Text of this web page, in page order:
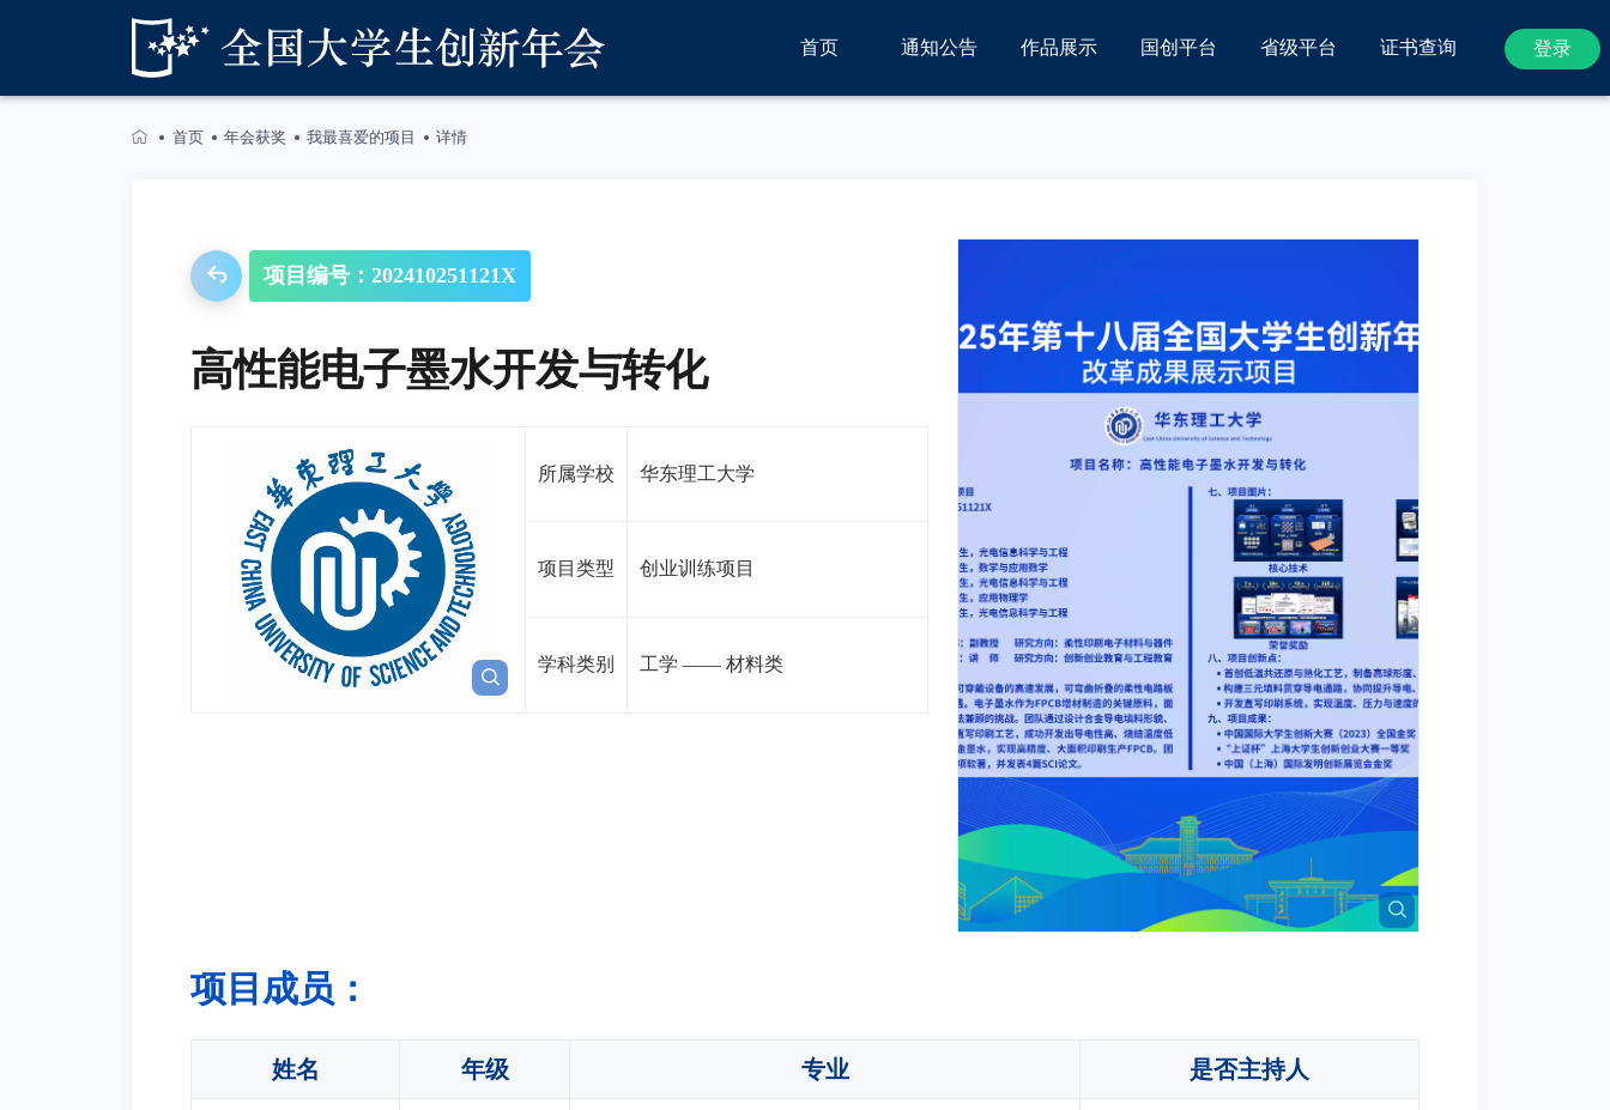
首页 通知公告 作品展示 国创平台 省级平台 证书查询 登录
首页 年会获奖 我最喜爱的项目 详情
项目编号：202410251121X
高性能电子墨水开发与转化
所属学校 华东理工大学
项目类型 创业训练项目
学科类别 工学 —— 材料类
项目成员：
姓名 年级 专业 是否主持人